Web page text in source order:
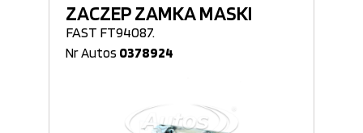
ZACZEP ZAMKA MASKI
FAST FT94087.
Nr Autos 0378924